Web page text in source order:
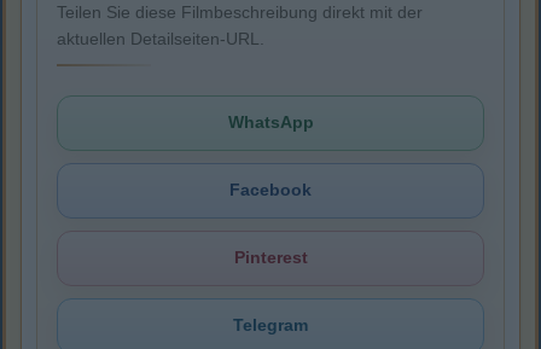
Teilen Sie diese Filmbeschreibung direkt mit der
aktuellen Detailseiten-URL.
WhatsApp
Facebook
Pinterest
Telegram